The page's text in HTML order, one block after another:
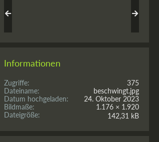
Informationen
Zugriffe
375
Dateiname
beschwingt.jpg
Datum hochgeladen
24. Oktober 2023
Bildmaße
1.176 × 1.920
Dateigröße
142,31 kB